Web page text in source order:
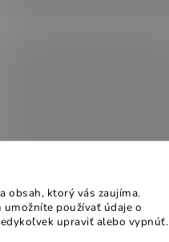
obsah, ktorý vás zaujíma.
používať údaje o
upraviť alebo vypnúť.